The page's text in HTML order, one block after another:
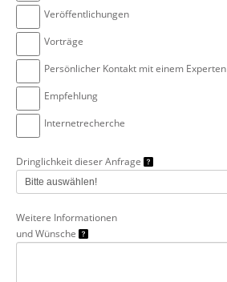
Veröffentlichungen
Vorträge
Persönlicher Kontakt mit einem Experten
Empfehlung
Internetrecherche
Dringlichkeit dieser Anfrage
Weitere Informationen
und Wünsche